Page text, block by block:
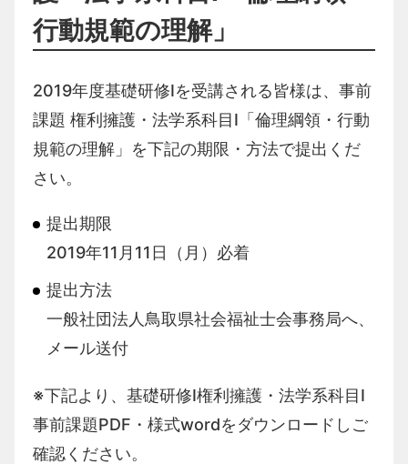
行動規範の理解」
2019年度基礎研修Ⅰを受講される皆様は、事前
課題 権利擁護・法学系科目Ⅰ「倫理綱領・行動
規範の理解」を下記の期限・方法で提出くだ
さい。
提出期限
2019年11月11日（月）必着
提出方法
一般社団法人鳥取県社会福祉士会事務局へ、
メール送付
※下記より、基礎研修Ⅰ権利擁護・法学系科目Ⅰ
事前課題PDF・様式wordをダウンロードしご
確認ください。